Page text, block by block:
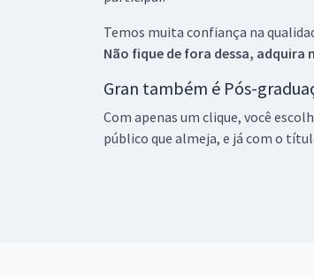
Temos muita confiança na
Não fique de fora dessa, adquira
Gran também é Pós-
Com apenas um clique, você
público que almeja, e já com o